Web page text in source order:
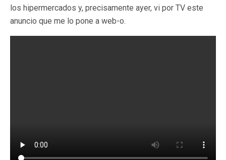
los hipermercados y, precisamente ayer, vi por TV este
anuncio que me lo pone a web-o.